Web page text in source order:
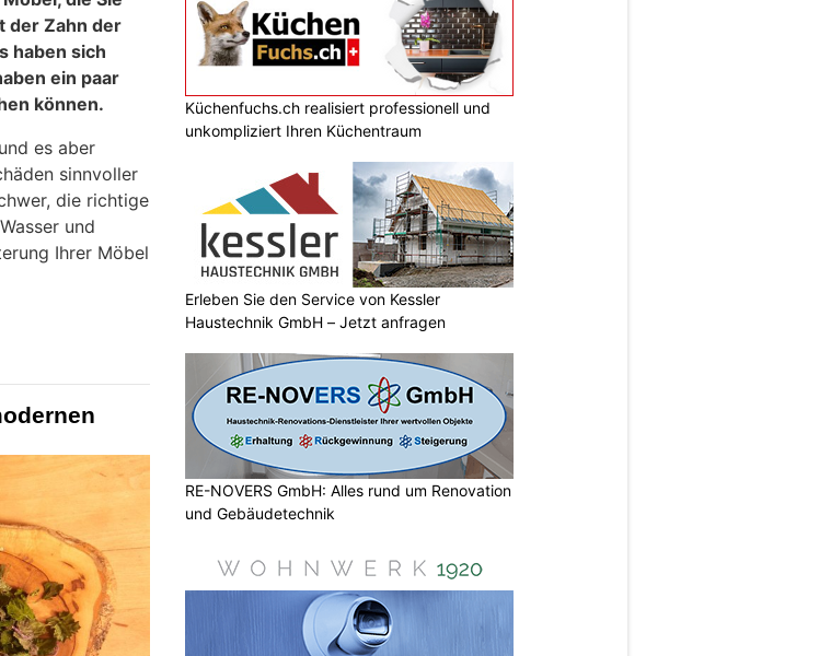
der Zahn der
haben sich
ein paar
können.
es aber
sinnvoller
die richtige
und
Ihrer Möbel
Küchenfuchs.ch realisiert professionell und
unkompliziert Ihren Küchentraum
Erleben Sie den Service von Kessler
Haustechnik GmbH – Jetzt anfragen
RE-NOVERS GmbH: Alles rund um Renovation
und Gebäudetechnik